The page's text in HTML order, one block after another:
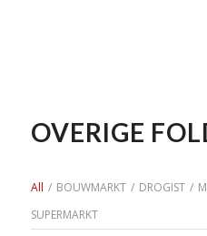
OVERIGE
All / BOUWMARKT / DROGIST /
SUPERMARKT